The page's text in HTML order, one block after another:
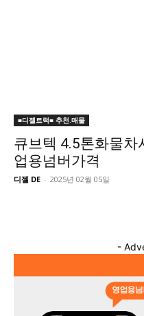
■디젤트럭■ 추천.매물
큐브텍 4.5톤화물차
업용넘버가격
디젤 DE - 2025년 02월 05일
-